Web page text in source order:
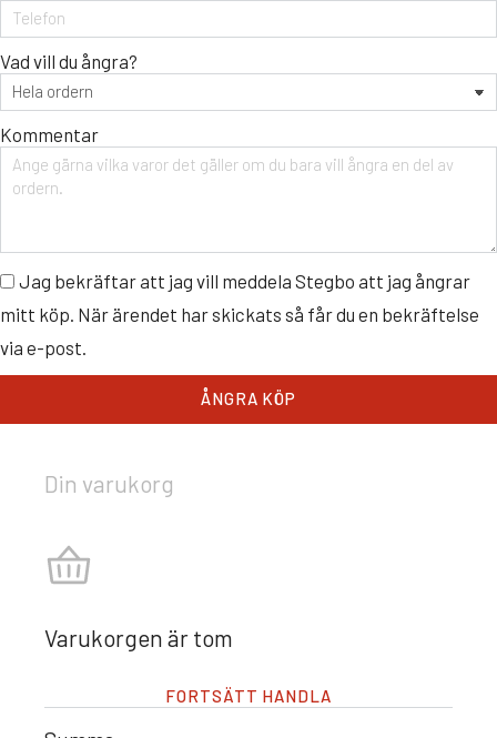
Vad vill du ångra?
Kommentar
Jag bekräftar att jag vill meddela Stegbo att jag ångrar
mitt köp. När ärendet har skickats så får du en bekräftelse
via e-post.
ÅNGRA KÖP
Din varukorg
Varukorgen är tom
FORTSÄTT HANDLA